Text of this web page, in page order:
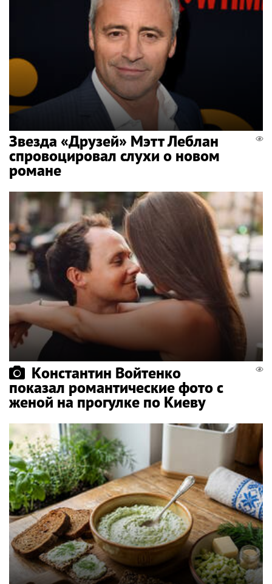
Звезда «Друзей» Мэтт Леблан
спровоцировал слухи о новом
романе
Константин Войтенко
показал романтические фото с
женой на прогулке по Киеву